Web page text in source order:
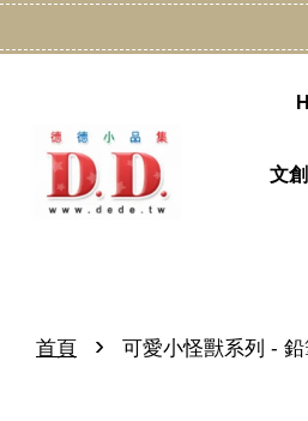
文
首頁 › 可愛小怪獸系列 - 鉛